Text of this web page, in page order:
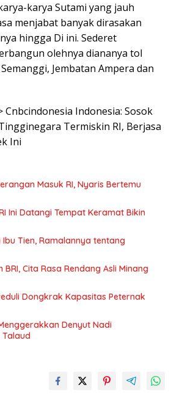
karya Sutami yang jauh
menjabat banyak dirasakan
hingga Di ini. Sederet
olehnya diananya tol
Jembatan Ampera dan
Indonesia: Sosok
Termiskin RI, Berjasa
Ini
Masuk RI, Nyaris Bertemu
Ini Datangi Tempat Keramat Bikin
Tien, Ramalannya tentang
Cita Rasa Rendang Asli Minang
Dongkrak Kapasitas Peternak
Denyut Nadi